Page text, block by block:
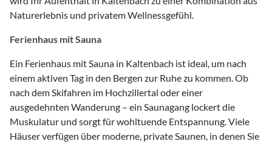
Naturerlebnis und privatem Wellnessgefühl.
Ferienhaus mit Sauna
Ein Ferienhaus mit Sauna in Kaltenbach ist ideal, um nach
einem aktiven Tag in den Bergen zur Ruhe zu kommen. Ob
nach dem Skifahren im Hochzillertal oder einer
ausgedehnten Wanderung – ein Saunagang lockert die
Muskulatur und sorgt für wohltuende Entspannung. Viele
Häuser verfügen über moderne, private Saunen, in denen Sie